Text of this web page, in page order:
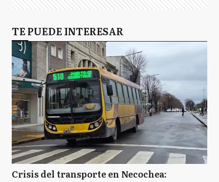
TE PUEDE INTERESAR
Crisis del transporte en Necochea: